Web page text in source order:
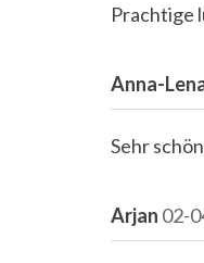
Prachtige
Anna-
Sehr
Arjan 02-